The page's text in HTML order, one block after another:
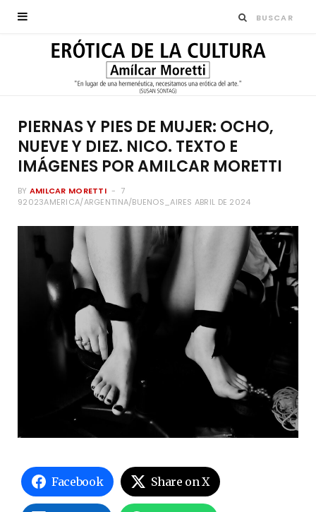
PIERNAS Y PIES DE MUJER: OCHO,
NUEVE Y DIEZ. NICO. TEXTO E
IMÁGENES POR AMILCAR MORETTI
BY AMILCAR MORETTI
7
92023AMERICA/ARGENTINA/BUENOS_AIRES ABRIL DE 2024
Facebook Share on X